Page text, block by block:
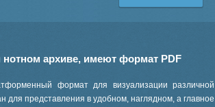
архиве, имеют формат PDF
формат для визуализации различной
для представления в удобном, наглядном, а главное